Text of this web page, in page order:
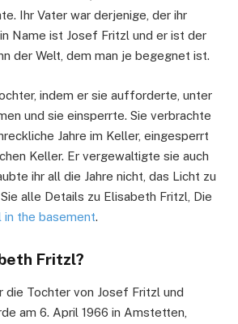
Ihr Vater war derjenige, der ihr
Name ist Josef Fritzl und er ist der
der Welt, dem man je begegnet ist.
indem er sie aufforderte, unter
und sie einsperrte. Sie verbrachte
Jahre im Keller, eingesperrt
Keller. Er vergewaltigte sie auch
ihr all die Jahre nicht, das Licht zu
alle Details zu Elisabeth Fritzl, Die
in the basement.
Fritzl?
die Tochter von Josef Fritzl und
am 6. April 1966 in Amstetten,